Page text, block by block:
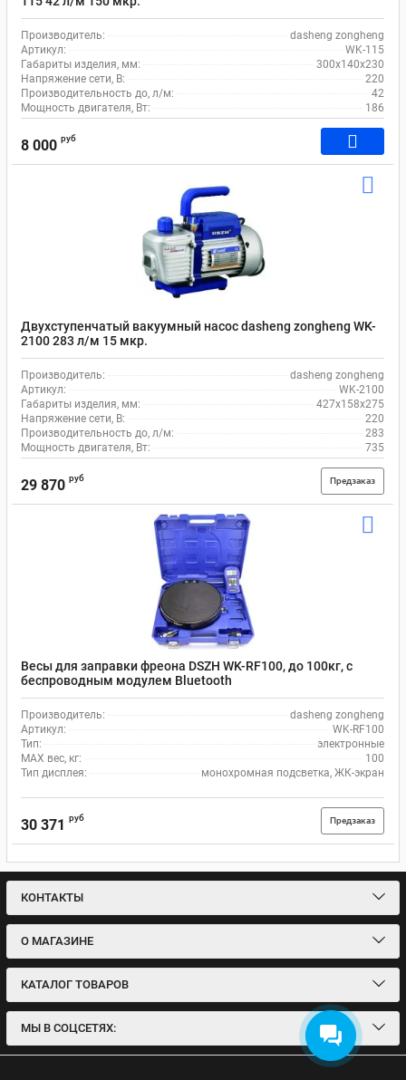
Производитель:
dasheng zongheng
Артикул:
WK-115
Габариты изделия, мм:
300x140x230
Напряжение сети, В:
220
Производительность до, л/м:
42
Мощность двигателя, Вт:
186
8 000 руб
Двухступенчатый вакуумный насос dasheng zongheng WK-
2100 283 л/м 15 мкр.
Производитель:
dasheng zongheng
Артикул:
WK-2100
Габариты изделия, мм:
427x158x275
Напряжение сети, В:
220
Производительность до, л/м:
283
Мощность двигателя, Вт:
735
29 870 руб Предзаказ
Весы для заправки фреона DSZH WK-RF100, до 100кг, с
беспроводным модулем Bluetooth
Производитель:
dasheng zongheng
Артикул:
WK-RF100
Тип:
электронные
MAX вес, кг:
100
Тип дисплея:
монохромная подсветка, ЖК-экран
30 371 руб Предзаказ
КОНТАКТЫ
О МАГАЗИНЕ
КАТАЛОГ ТОВАРОВ
МЫ В СОЦСЕТЯХ: